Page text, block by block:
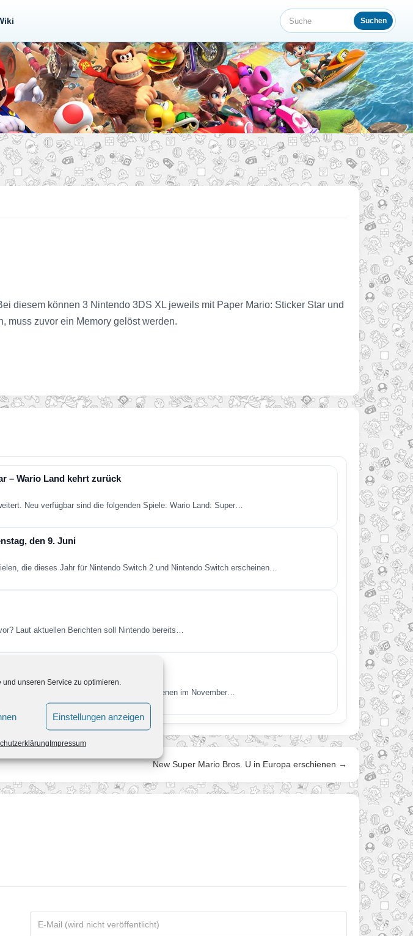
unseren Service zu optimieren.
Einstellungen anzeigen
Impressum
Suche Suchen
diesem können 3 Nintendo 3DS XL jeweils mit Paper Mario: Sticker Star und
muss zuvor ein Memory gelöst werden.
– Wario Land kehrt zurück
Neu verfügbar sind die folgenden Spiele: Wario Land: Super…
den 9. Juni
die dieses Jahr für Nintendo Switch 2 und Nintendo Switch erscheinen…
Laut aktuellen Berichten soll Nintendo bereits…
Super Mario Galaxy nicht. Erschienen im November…
New Super Mario Bros. U in Europa erschienen →